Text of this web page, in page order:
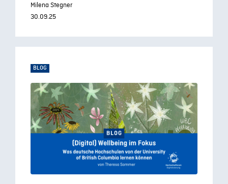
Milena Stegner
30.09.25
BLOG